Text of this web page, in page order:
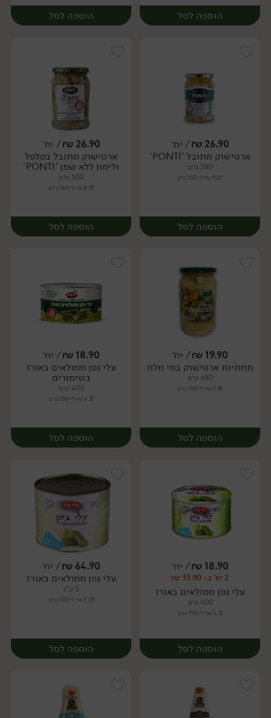
הוספה לסל
יח׳
הוספה לסל
יח׳
26.90
₪/ יח׳
ארטישוק מתובל 'PONTI'
280 גרם
9.61 ₪ ל-100 גרם
הוספה לסל
יח׳
26.90
₪/ יח׳
ארטישוק מתובל בפלפל
ולימון ללא שמן 'PONTI'
300 גרם
8.97 ₪ ל-100 גרם
הוספה לסל
יח׳
19.90
₪/ יח׳
תחתיות ארטישוק במי מלח
680 גרם
2.93 ₪ ל-100 גרם
הוספה לסל
יח׳
18.90
₪/ יח׳
עלי גפן ממולאים באורז
בשימורים
400 גרם
4.72 ₪ ל-100 גרם
הוספה לסל
יח׳
18.90
₪/ יח׳
2 יח' ב- 33.90 ₪
עלי גפן ממולאים באורז
400 גרם
4.72 ₪ ל-100 גרם
הוספה לסל
64.90
₪/ יח׳
עלי גפן ממולאים באורז
2 ק"ג
3.25 ₪ ל-100 גרם
הוספה לסל